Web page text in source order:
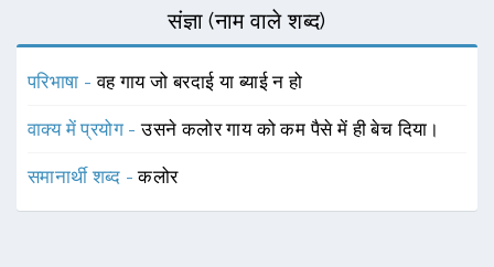
संज्ञा (नाम वाले शब्द)
परिभाषा -वह गाय जो बरदाई या ब्याई न हो
वाक्य में प्रयोग -उसने कलोर गाय को कम पैसे में ही बेच दिया।
समानार्थी शब्द -कलोर